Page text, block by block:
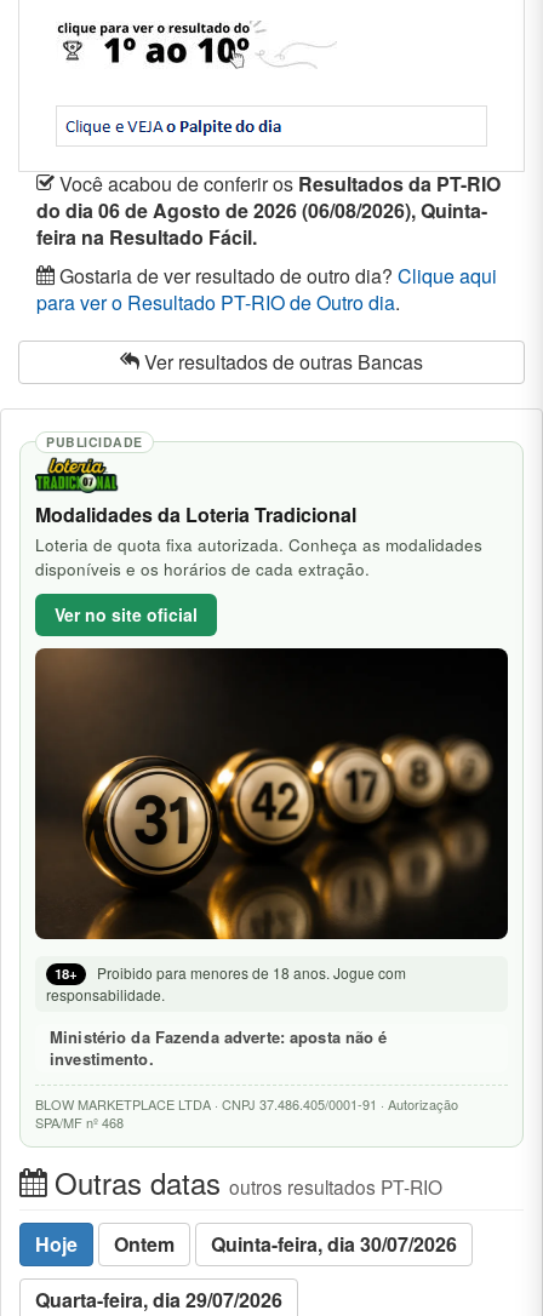
Você acabou de conferir os Resultados da PT-RIO
do dia 06 de Agosto de 2026 (06/08/2026), Quinta-
feira na Resultado Fácil.
Gostaria de ver resultado de outro dia? Clique aqui
para ver o Resultado PT-RIO de Outro dia.
Ver resultadosde outras Bancas
PUBLICIDADE
Modalidades da Loteria Tradicional
Loteria de quota fixa autorizada. Conheça as modalidades
disponíveis e os horários de cada extração.
Ver no site oficial
18+
Proibido para menores de 18 anos. Jogue com
responsabilidade.
Ministério da Fazenda adverte: aposta não é
investimento.
BLOW MARKETPLACE LTDA · CNPJ 37.486.405/0001-91 · Autorização
SPA/MF nº 468
Outras datas outros resultados PT-RIO
Hoje Ontem
Quinta-feira, dia 30/07/2026
Quarta-feira, dia 29/07/2026